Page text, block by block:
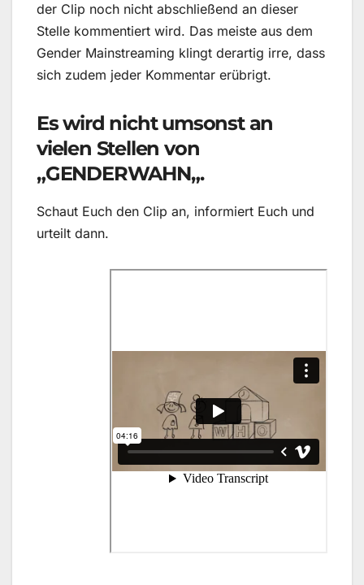
der Clip noch nicht abschließend an dieser
Stelle kommentiert wird. Das meiste aus dem
Gender Mainstreaming klingt derartig irre, dass
sich zudem jeder Kommentar erübrigt.
Es wird nicht umsonst an
vielen Stellen von
„GENDERWAHN„.
Schaut Euch den Clip an, informiert Euch und
urteilt dann.